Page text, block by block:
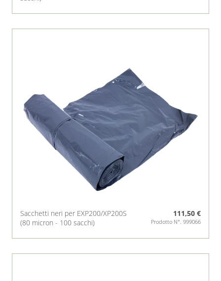
Sacchetti neri per EXP200/XP200S
(80 micron - 100 sacchi)
111,50 €
Prodotto N°. 999066